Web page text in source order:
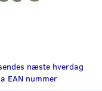
næste hverdag
EAN nummer